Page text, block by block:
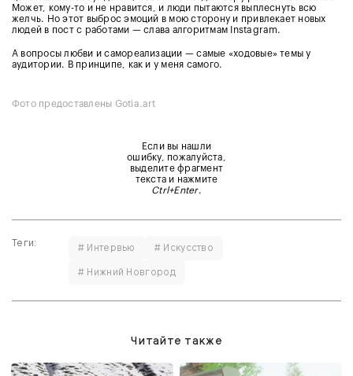
Может, кому-то и не нравится, и люди пытаются выплеснуть всю
желчь. Но этот выброс эмоций в мою сторону и привлекает новых
людей в пост с работами — слава алгоритмам Instagram.
А вопросы любви и самореализации — самые «ходовые» темы у
аудитории. В принципе, как и у меня самого.
Фото предоставлены Gotia.art
Если вы нашли
ошибку, пожалуйста,
выделите фрагмент
текста и нажмите
Ctrl+Enter.
Теги: # Интервью
# Искусство
# Нижний Новгород
Читайте также